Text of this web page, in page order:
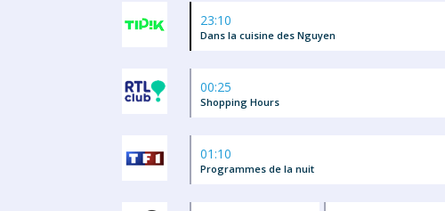
23:10
Dans la cuisine des Nguyen
00:25
Shopping Hours
01:10
Programmes de la nuit